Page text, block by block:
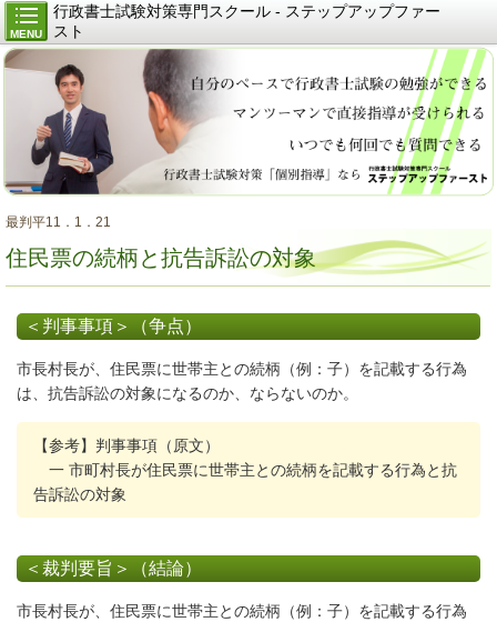
MENU
行政書士試験対策専門スクール - ステップアップファー
スト
最判平11．1．21
住民票の続柄と抗告訴訟の対象
＜判事事項＞（争点）
市長村長が、住民票に世帯主との続柄（例：子）を記載する行為
は、抗告訴訟の対象になるのか、ならないのか。
【参考】判事事項（原文）
一 市町村長が住民票に世帯主との続柄を記載する行為と抗
告訴訟の対象
＜裁判要旨＞（結論）
市長村長が、住民票に世帯主との続柄（例：子）を記載する行為